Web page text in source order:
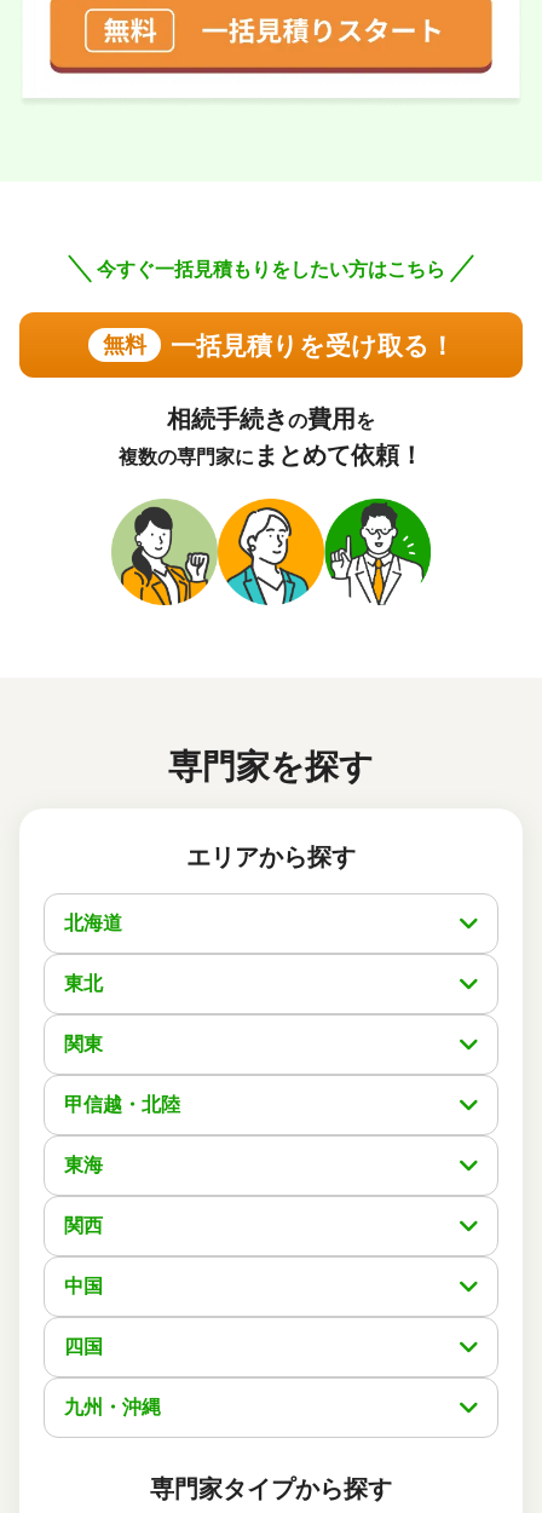
メールのやり取りから実際に面会するまで とても親切丁
寧に応対していただきました。
実際に依頼した感想
とても優しく、話しやすい先生で、分からないことだらけ
60代 男性(兵庫県) 4.75
ご利用事務所名 司法書士法人中央事務所
5 5 5
4
相続登記依頼金額 12万円
依頼に至った経緯
ホームページや評価コメントにより安心して依頼出来る事
務所であると感じた。
この口コミの事務所詳細をみる
ご利用事務所名
話しやすさ 5説明のわかりやすさ 5対応スピード 5
価格の妥当性
依頼内容 相続登記依頼金額 6万円
ご利用時期
依頼に至った経緯
不動産名義変更するのに、3件のうちの最初の連絡での対
応等の雰囲気や話し方がめっちゃ良くて、スグ即決し手続
きを開始してもらう中、とてもわかりやすく説明と共に連
絡は随時、不安を抱く事なく、手続きをして頂いてるのに
とても感謝しております。
また、知人にも紹介をさせて頂こうとも思っております。
実際に依頼した感想
は答えていただける、またこれが私達素人からしたら本当
に安心出来、今後、私の周りにも是非是非紹介をしたいぐ
らいです！
この口コミの事務所詳細をみる
今すぐ一括見積もりをしたい方はこちら
無料 一括見積りを受け取る！
相続手続きの費用 を
複数の専門家に まとめて依頼！
専門家を探す
エリアから探す
北海道
東北
関東
中国
甲信越・北陸
関西
東海
四国
九州・沖縄
専門家タイプから探す